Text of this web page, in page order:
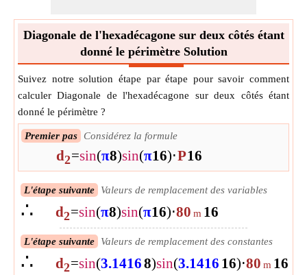
Diagonale de l'hexadécagone sur deux côtés étant
donné le périmètre Solution
Suivez notre solution étape par étape pour savoir comment
calculer Diagonale de l'hexadécagone sur deux côtés étant
donné le périmètre ?
Premier pas Considérez la formule
d2=sin(π8)sin(π16)⋅P16
L'étape suivante Valeurs de remplacement des variables
∴ d2=sin(π8)sin(π16)⋅80 m 16
L'étape suivante Valeurs de remplacement des constantes
∴ d2=sin(3.14168)sin(3.1416 16)⋅80 m 16